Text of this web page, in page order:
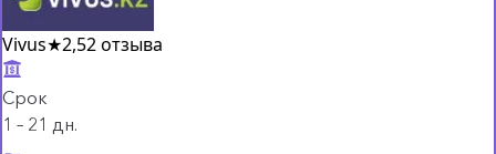
Vivus★2,52 отзыва
Срок
1 – 21 дн.